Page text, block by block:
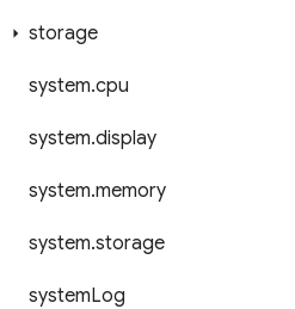
storage
system.cpu
system.display
system.memory
system.storage
systemLog